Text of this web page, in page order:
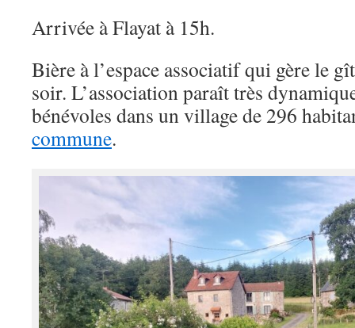
Arrivée à Flayat à 15h.
Bière à l’espace associatif qui gère le
soir. L’association paraît très
bénévoles dans un village de 296
commune.